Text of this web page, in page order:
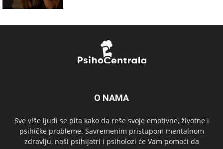
O NAMA
Sve više ljudi se pita kako da reše svoje emotivne, životne i
psihičke probleme. Savremenim pristupom mentalnom
zdravlju, naši psihijatri i psiholozi će Vam pomoći da